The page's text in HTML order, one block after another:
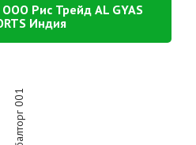
Рис Трейд AL GYAS
Индия